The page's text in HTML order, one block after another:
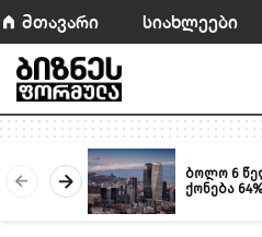
მთავარი სიახლეები
ბოლო 6
ქონება